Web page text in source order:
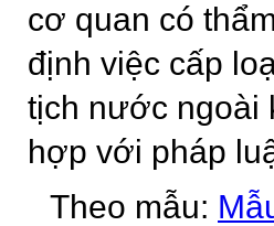
cơ quan có
định việc cấp
tịch nước ngoài
hợp với pháp
Theo mẫu: